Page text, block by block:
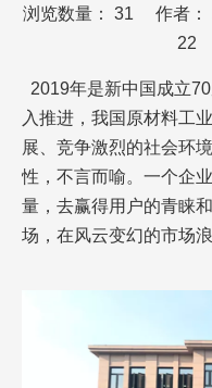
浏览数量： 31 作者：
22
2019年是新中国成立
入推进，我国原材料工
展、竞争激烈的社会环
性，不言而喻。一个企
量，去赢得用户的青睐
场，在风云变幻的市场